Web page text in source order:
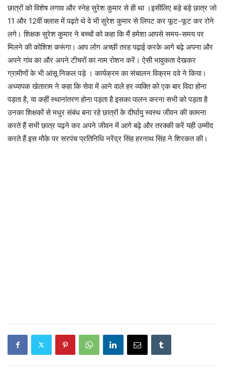
छात्रों को विशेष लगाव और स्नेह सुरेश कुमार से ही था ।इसीलिए बड़े बड़े छात्र जो
11 और 12वीं क्लास में पढ़ते थे वे भी सुरेश कुमार से लिपट कर फूट-फूट कर रोने
लगे। शिक्षक सुरेश कुमार ने बच्चों को कहा कि मैं हमेशा आपसे समय-समय पर
मिलने की कोशिश करूंगा। आप लोग अच्छी तरह पढ़ाई करके आगे बढ़े अपना और
अपने गांव का और अपने टीचरों का नाम रोशन करें। ऐसी भावुकता देखकर
ग्रामीणों के भी आंसू निकल पड़े । कार्यक्रम का संचालन विक्रम दवे ने किया।
अध्यापक खेताराम ने कहा कि सेवा में आने वाले हर व्यक्ति को एक बार विदा होना
पड़ता है, या कहीं स्थानांतरण होना पड़ता है इसका पालन करना सभी को पड़ता है
उनका शिक्षकों से मधुर संबंध बना रहे छात्रों के दीर्घायु स्वस्थ जीवन की कामना
करते हैं सभी छात्र पढ़ने कर अपने जीवन में आगे बढ़े और तरक्की करें यही उम्मीद
करते हैं इस मौके पर सरपंच प्रतिनिधि नरेंद्र सिंह हरनाथ सिंह ने शिरकत की।